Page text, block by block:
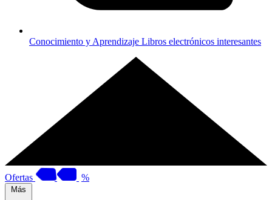
Conocimiento y Aprendizaje Libros electrónicos interesantes
Ofertas %
Más